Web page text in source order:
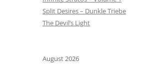
Split Desires – Dunkle Triebe
The Devil’s Light
August 2026